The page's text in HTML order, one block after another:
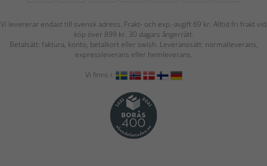
Vi levererar endast till svensk adress. Frakt- och exp.-avgift 69 kr. Alltid fri frakt vid
köp över 899 kr. 30 dagars ångerrätt.
Betalsätt: faktura, konto, betalkort eller swish. Leveranssätt: normalleverans,
expressleverans eller hemleverans.
Vi finns i: